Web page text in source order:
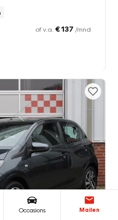
of v.a. € 137 /mnd
Occasions Mailen